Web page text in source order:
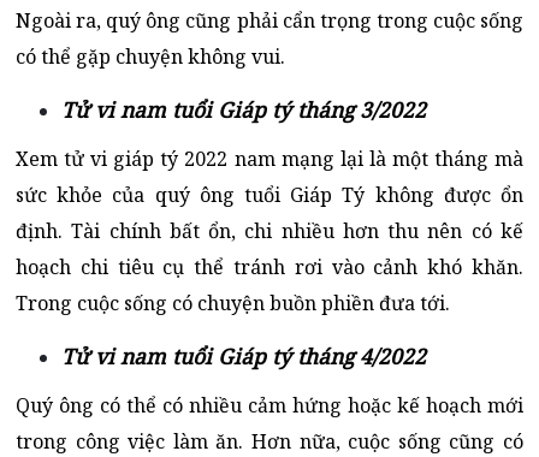
Ngoài ra, quý ông cũng phải cẩn trọng trong cuộc sống
có thể gặp chuyện không vui.
Tử vi nam tuổi Giáp tý tháng 3/2022
Xem tử vi giáp tý 2022 nam mạng lại là một tháng mà
sức khỏe của quý ông tuổi Giáp Tý không được ổn
định. Tài chính bất ổn, chi nhiều hơn thu nên có kế
hoạch chi tiêu cụ thể tránh rơi vào cảnh khó khăn.
Trong cuộc sống có chuyện buồn phiền đưa tới.
Tử vi nam tuổi Giáp tý tháng 4/2022
Quý ông có thể có nhiều cảm hứng hoặc kế hoạch mới
trong công việc làm ăn. Hơn nữa, cuộc sống cũng có